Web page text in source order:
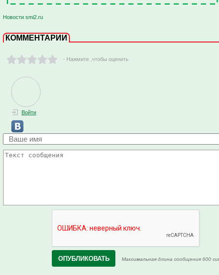
Новости smi2.ru
КОММЕНТАРИИ
- Нажмите ,чтобы оценить
Войти
Максимальная длина сообщения 600